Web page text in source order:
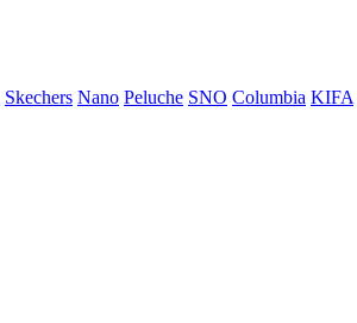
Skechers Nano Peluche SNO Columbia KIFA